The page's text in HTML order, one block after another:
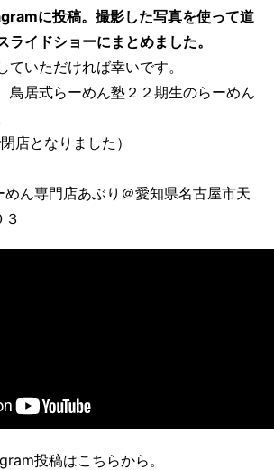
に投稿。撮影した写真を使って道
ライドショーにまとめました。
ていただければ幸いです。
居式らーめん塾２２期生のらーめん
店となりました）
めん専門店あぶり＠愛知県名古屋市天
投稿はこちらから。